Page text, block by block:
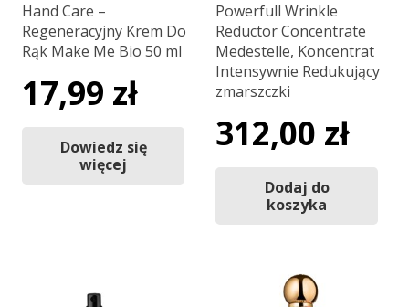
Hand Care –
Regeneracyjny Krem Do
Rąk Make Me Bio 50 ml
17,99 zł
Dowiedz się
więcej
Powerfull Wrinkle
Reductor Concentrate
Medestelle, Koncentrat
Intensywnie Redukujący
zmarszczki
312,00 zł
Dodaj do
koszyka